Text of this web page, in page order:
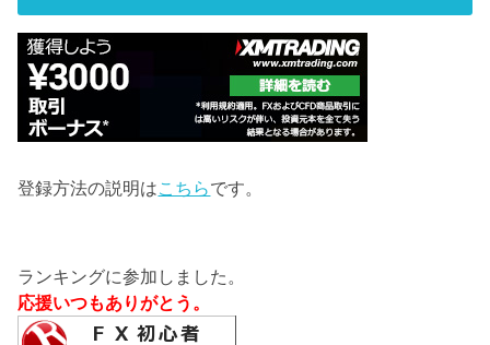
登録方法の説明はこちらです。
ランキングに参加しました。
応援いつもありがとう。